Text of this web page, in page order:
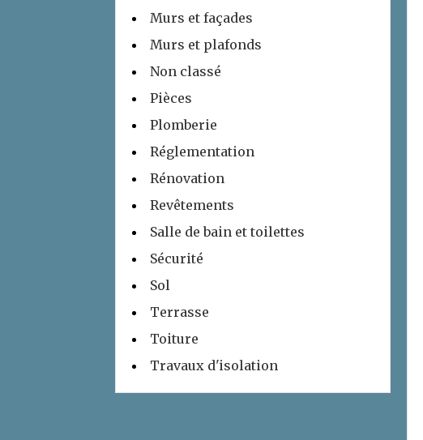
Murs et façades
Murs et plafonds
Non classé
Pièces
Plomberie
Réglementation
Rénovation
Revêtements
Salle de bain et toilettes
Sécurité
Sol
Terrasse
Toiture
Travaux d'isolation